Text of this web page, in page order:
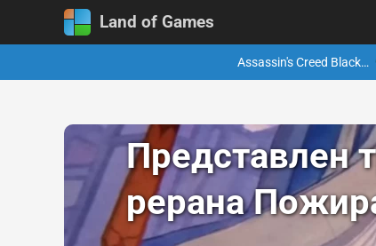
Land of Games
Assassin's Creed Black…
Представлен
рерана